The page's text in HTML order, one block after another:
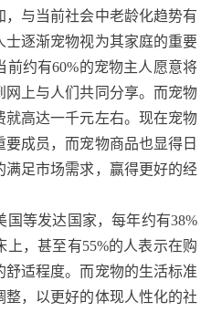
与当前社会中老龄化趋势有
逐渐宠物视为其家庭的重要
前约有60%的宠物主人愿意将
上与人们共同分享。而宠物
高达一千元左右。现在宠物
成员，而宠物商品也显得日
足市场需求，赢得更好的经
等发达国家，每年约有38%
上，甚至有55%的人表示在购
适程度。而宠物的生活标准
，以更好的体现人性化的社